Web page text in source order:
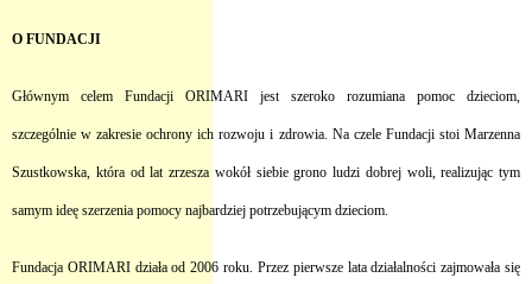
O FUNDACJI
Głównym celem Fundacji ORIMARI jest szeroko rozumiana pomoc dzieciom,
szczególnie w zakresie ochrony ich rozwoju i zdrowia. Na czele Fundacji stoi Marzenna
Szustkowska, która od lat zrzesza wokół siebie grono ludzi dobrej woli, realizując tym
samym ideę szerzenia pomocy najbardziej potrzebującym dzieciom.
Fundacja ORIMARI działa od 2006 roku. Przez pierwsze lata działalności zajmowała się